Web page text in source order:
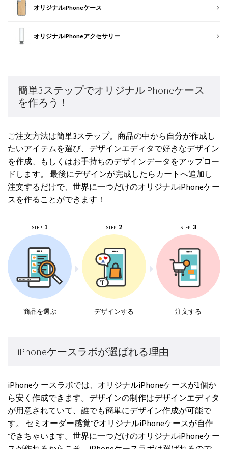
オリジナルiPhoneケース
オリジナルiPhoneアクセサリー
簡単3ステップでオリジナルiPhoneケース
を作ろう！
ご注文方法は簡単3ステップ。商品の中から自分が作成し
たいアイテムを選び、デザインエディタで好きなデザイン
を作成、もしくはお手持ちのデザインデータをアップロー
ドします。 最後にデザインが完成したらカートへ追加し
注文するだけで、世界に一つだけのオリジナルiPhoneケー
スを作ることができます！
STEP 1
商品を選ぶ
STEP 2
デザインする
STEP 3
注文する
iPhoneケースラボが選ばれる理由
iPhoneケースラボでは、オリジナルiPhoneケースが1個か
ら安く作成できます。デザインの制作はデザインエディタ
が用意されていて、誰でも簡単にデザイン作成が可能で
す。 セミオーダー感覚でオリジナルiPhoneケースが自作
できちゃいます。世界に一つだけのオリジナルiPhoneケー